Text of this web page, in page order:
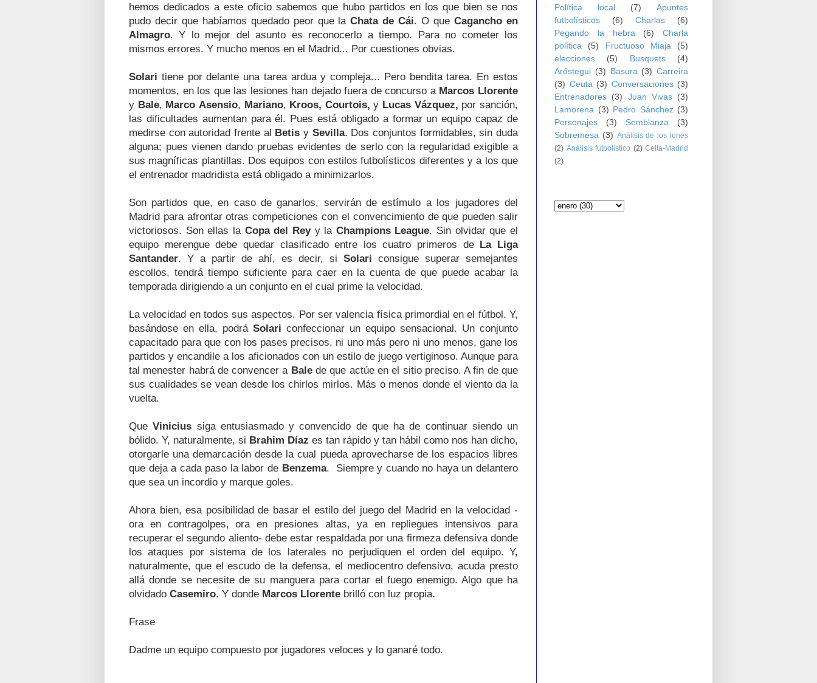
hemos dedicados a este oficio sabemos que hubo partidos en los que bien se nos
pudo decir que habíamos quedado peor que laChata de Cái. O queCagancho en
Almagro. Y lo mejor del asunto es reconocerlo a tiempo. Para no cometer los
mismos errores. Y mucho menos en el Madrid... Por cuestiones obvias.
Solari tiene por delante una tarea ardua y compleja... Pero bendita tarea. En estos
momentos, en los que las lesiones han dejado fuera de concurso a Marcos Llorente
y Bale, Marco Asensio, Mariano, Kroos, Courtois, y Lucas Vázquez, por sanción,
las dificultades aumentan para él. Pues está obligado a formar un equipo capaz de
medirse con autoridad frente al Betis y Sevilla. Dos conjuntos formidables, sin duda
alguna; pues vienen dando pruebas evidentes de serlo con la regularidad exigible a
sus magníficas plantillas. Dos equipos con estilos futbolísticos diferentes y a los que
el entrenador madridista está obligado a minimizarlos.
Son partidos que, en caso de ganarlos, servirán de estímulo a los jugadores del
Madrid para afrontar otras competiciones con el convencimiento de que pueden salir
victoriosos. Son ellas la Copa del Reyy la Champions League. Sin olvidar que el
equipo merengue debe quedar clasificado entre los cuatro primeros de La Liga
Santander. Y a partir de ahí, es decir, si Solari consigue superar semejantes
escollos, tendrá tiempo suficiente para caer en la cuenta de que puede acabar la
temporada dirigiendo a un conjunto en el cual prime la velocidad.
La velocidad en todos sus aspectos. Por ser valencia física primordial en el fútbol. Y,
basándose en ella, podrá Solari confeccionar un equipo sensacional. Un conjunto
capacitado para que con los pases precisos, ni uno más pero ni uno menos, gane los
partidos y encandile a los aficionados con un estilo de juego vertiginoso. Aunque para
tal menester habrá de convencer a Balede que actúe en el sitio preciso. A fin de que
sus cualidades se vean desde los chirlos mirlos. Más o menos donde el viento da la
vuelta.
QueVinicius siga entusiasmado y convencido de que ha de continuar siendo un
bólido. Y, naturalmente, si Brahim Díaz es tan rápido y tan hábil como nos han dicho,
otorgarle una demarcación desde la cual pueda aprovecharse de los espacios libres
que deja a cada paso la labor de Benzema. Siempre y cuando no haya un delantero
que sea un incordio y marque goles.
Ahora bien, esa posibilidad de basar el estilo del juego del Madrid en la velocidad -
ora en contragolpes, ora en presiones altas, ya en repliegues intensivos para
recuperar el segundo aliento- debe estar respaldada por una firmeza defensiva donde
los ataques por sistema de los laterales no perjudiquen el orden del equipo. Y,
naturalmente, que el escudo de la defensa, el mediocentro defensivo, acuda presto
allá donde se necesite de su manguera para cortar el fuego enemigo. Algo que ha
olvidado Casemiro. Y donde Marcos Llorente brilló con luz propia.
Frase
Dadme un equipo compuesto por jugadores veloces y lo ganaré todo.
Política local
(7)
Apuntes
futbolísticos
(6) Charlas
(6)
Pegando la hebra
(6)
Charla
política
(5) Fructuoso Miaja
(5)
elecciones
(5) Busquets
(4)
Aróstegui (3) Basura (3) Carreira
(3) Ceuta (3) Conversaciones (3)
Entrenadores (3) Juan Vivas
(3)
Lamorena (3) Pedro Sánchez (3)
Personajes
(3) Semblanza
(3)
Sobremesa (3) Análisis de los lunes
(2) Análisis futbolístico (2) Celta-Madrid
(2)